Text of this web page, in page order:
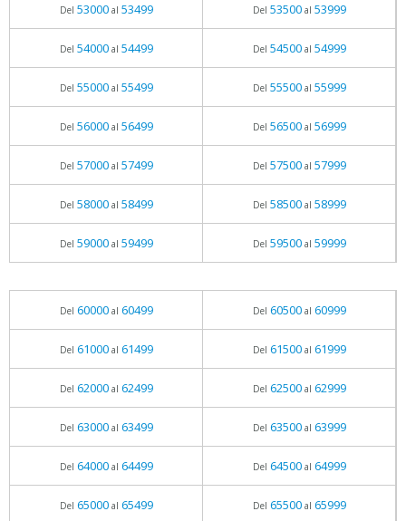
Del 53000al 53499 Del 53500al 53999
Del 54000al 54499 Del 54500al 54999
Del 55000al 55499 Del 55500al 55999
Del 56000al 56499 Del 56500al 56999
Del 57000al 57499 Del 57500al 57999
Del 58000al 58499 Del 58500al 58999
Del 59000al 59499 Del 59500al 59999
Del 60000al 60499 Del 60500al 60999
Del 61000al 61499 Del 61500al 61999
Del 62000al 62499 Del 62500al 62999
Del 63000al 63499 Del 63500al 63999
Del 64000al 64499 Del 64500al 64999
Del 65000al 65499 Del 65500al 65999